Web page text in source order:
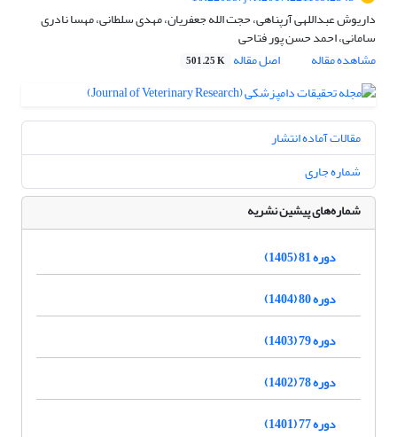
داریوش عبداللهی آرپناهی، حجت الله جعفریان، مهدی سلطانی، مهسا نادری
سامانی، احمد حسن پور فتاحی
مشاهده مقاله
اصل مقاله 501.25 K
مقالات آماده انتشار
شماره جاری
شماره‌های پیشین نشریه
دوره 81 (1405)
دوره 80 (1404)
دوره 79 (1403)
دوره 78 (1402)
دوره 77 (1401)